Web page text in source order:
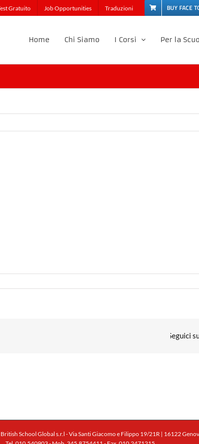
Gratuito Job Opportunities Traduzioni BUY FACE
Home Chi Siamo I Corsi Per la
School Global s.r.l - Via Santi Giacomo e Filippo 19/21R | 16122